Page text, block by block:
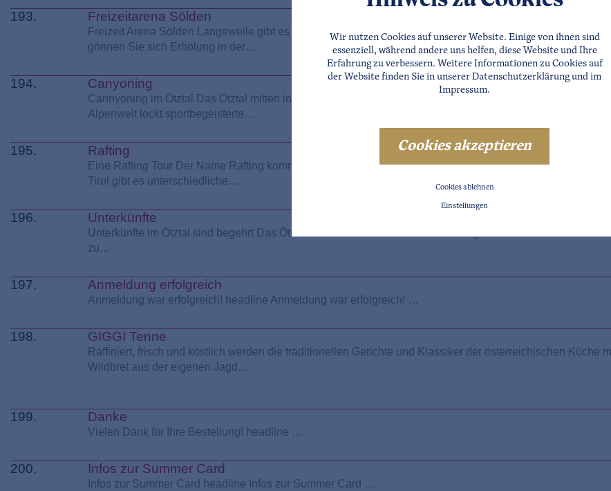
193. Freizeitarena Sölden
Freizeit Arena Sölden Langeweile gibt es nicht! Hier können Sie sich ins Wasserabenteuer stürzen oder
gönnen Sie sich Erholung in der…
194. Canyoning
Cannyoning im Ötztal Das Ötztal mitten in Tirol ist vielen als international beliebtes Winter- und
Alpenwelt lockt sportbegeisterte…
195. Rafting
Eine Rafting Tour Der Name Rafting kommt von der englischen Bezeichnung für "Floß", da bei diesem
Tirol gibt es unterschiedliche…
196. Unterkünfte
Unterkünfte im Ötztal sind begehrt Das Ötztal – eine der beliebtesten Urlaubsregionen in Tirol. Was die
zu…
197. Anmeldung erfolgreich
Anmeldung war erfolgreich! headline Anmeldung war erfolgreich! …
198. GIGGI Tenne
Raffiniert, frisch und köstlich werden die traditionellen Gerichte und Klassiker der österreichischen Küche
Wildbret aus der eigenen Jagd…
199. Danke
Vielen Dank für Ihre Bestellung! headline …
200. Infos zur Summer Card
Infos zur Summer Card headline Infos zur Summer Card …
Wir nutzen Cookies auf unserer Website. Einige von ihnen sind
essenziell, während andere uns helfen, diese Website und Ihre
Erfahrung zu verbessern. Weitere Informationen zu Cookies auf
der Website finden Sie in unserer Datenschutzerklärungund im
Impressum.
Cookies akzeptieren
Cookies ablehnen
Einstellungen